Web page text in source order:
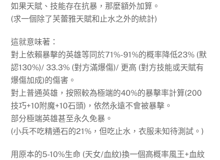
如果天賦、技能存在抗暴，那麼額外加算 。
(求一個除了芙蕾雅天賦和止水之外的統計)
這就意味著：
對上依賴暴擊的英雄等同於71%-91%的概率降低23% (默
認130%)/ 33.3% (對方滿爆傷)/ 更高 (對方技能或天賦有
爆傷加成)的傷害。
對上普通英雄，按照較為極端的40%的暴擊率計算(200
技巧+10附魔+10石頭)，依然永遠不會被暴擊 。
部分極端英雄甚至永久免暴 。
(小兵不吃精通石的21%，但吃止水，衣服未知待測試。)
用原本的5-10%生命 (天女/血紋)換一個高概率風王+血紋